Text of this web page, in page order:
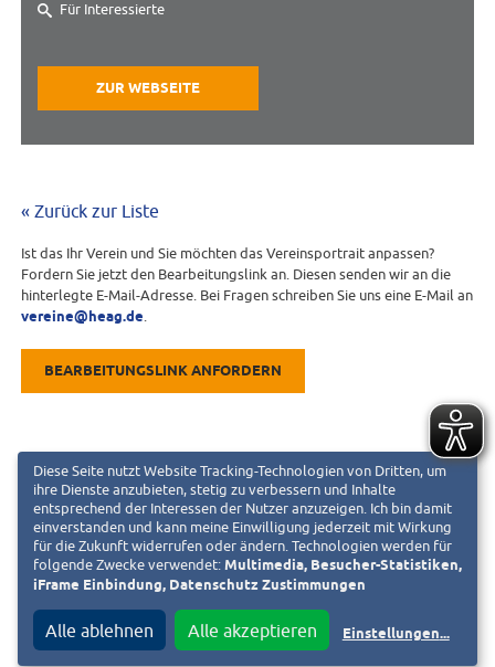
Für Interessierte
ZUR WEBSEITE
« Zurück zur Liste
Ist das Ihr Verein und Sie möchten das Vereinsportrait anpassen?
Fordern Sie jetzt den Bearbeitungslink an. Diesen senden wir an die
hinterlegte E-Mail-Adresse. Bei Fragen schreiben Sie uns eine E-Mail an
vereine@heag.de
BEARBEITUNGSLINK ANFORDERN
Diese Seite nutzt Website Tracking-Technologien von Dritten, um
ihre Dienste anzubieten, stetig zu verbessern und Inhalte
entsprechend der Interessen der Nutzer anzuzeigen. Ich bin damit
einverstanden und kann meine Einwilligung jederzeit mit Wirkung
für die Zukunft widerrufen oder ändern. Technologien werden für
folgende Zwecke verwendet: Multimedia, Besucher-Statistiken,
iFrame Einbindung, Datenschutz Zustimmungen
Alle ablehnen Alle akzeptieren Einstellungen...